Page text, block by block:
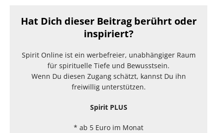
Hat Dich dieser Beitrag berührt oder
inspiriert?
Spirit Online ist ein werbefreier, unabhängiger Raum
für spirituelle Tiefe und Bewusstsein.
Wenn Du diesen Zugang schätzt, kannst Du ihn
freiwillig unterstützen.
Spirit PLUS
* ab 5 Euro im Monat